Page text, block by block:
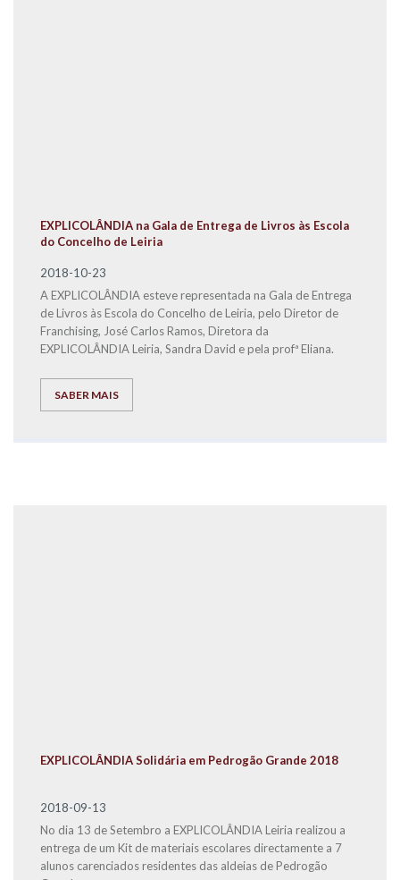
EXPLICOLÂNDIA na Gala de Entrega de Livros às Escola
do Concelho de Leiria
2018-10-23
A EXPLICOLÂNDIA esteve representada na Gala de Entrega
de Livros às Escola do Concelho de Leiria, pelo Diretor de
Franchising, José Carlos Ramos, Diretora da
EXPLICOLÂNDIA Leiria, Sandra David e pela profª Eliana.
SABER MAIS
EXPLICOLÂNDIA Solidária em Pedrogão Grande 2018
2018-09-13
No dia 13 de Setembro a EXPLICOLÂNDIA Leiria realizou a
entrega de um Kit de materiais escolares directamente a 7
alunos carenciados residentes das aldeias de Pedrogão